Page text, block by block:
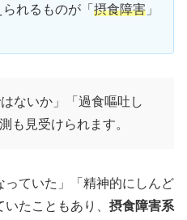
れるものが「 摂食障害 」
ないか」「過食嘔吐し
も見受けられます。
ていた」「精神的にしんど
たこともあり、 摂食障害系